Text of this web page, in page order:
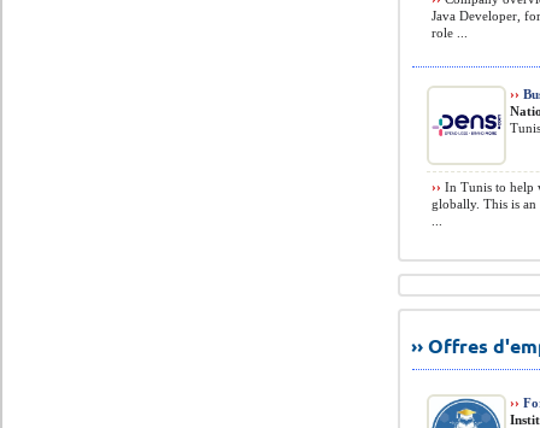
Java Developer,
role ...
››
›› In Tunis to help
globally. This is
›› Offres
››